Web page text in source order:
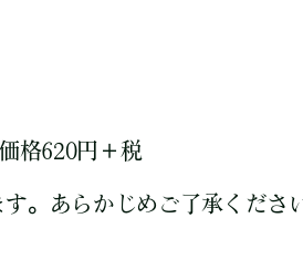
格620円＋税
。あらかじめご了承くださ